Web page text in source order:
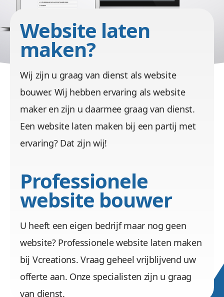
images/port/BTW-berekenen/btw-berekenen-
panorama.jpg
Website laten
maken?
Wij zijn u graag van dienst als website
bouwer. Wij hebben ervaring als website
maker en zijn u daarmee graag van dienst.
Een website laten maken bij een partij met
ervaring? Dat zijn wij!
Professionele
website bouwer
U heeft een eigen bedrijf maar nog geen
website? Professionele website laten maken
bij Vcreations. Vraag geheel vrijblijvend uw
offerte aan. Onze specialisten zijn u graag
van dienst.